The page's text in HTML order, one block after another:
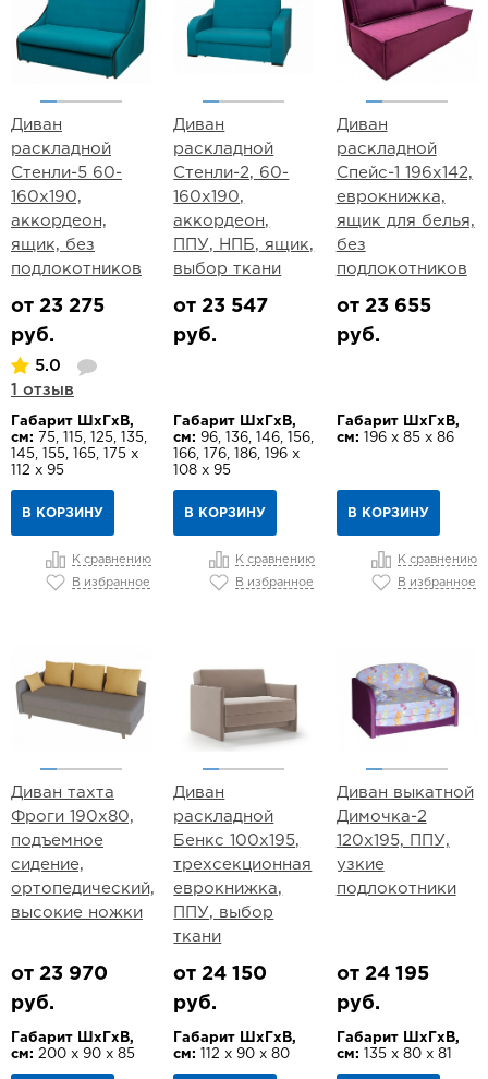
Диван
раскладной
Стенли-5 60-
160х190,
аккордеон,
ящик, без
подлокотников
от 23 275
руб.
5.0
1 отзыв
Габарит ШхГхВ,
см: 75, 115, 125, 135,
145, 155, 165, 175 х
112 х 95
В КОРЗИНУ
К сравнению
В избранное
Диван
раскладной
Стенли-2, 60-
160х190,
аккордеон,
ППУ, НПБ, ящик,
выбор ткани
от 23 547
руб.
Габарит ШхГхВ,
см: 96, 136, 146, 156,
166, 176, 186, 196 х
108 х 95
В КОРЗИНУ
К сравнению
В избранное
Диван
раскладной
Спейс-1 196х142,
еврокнижка,
ящик для белья,
без
подлокотников
от 23 655
руб.
Габарит ШхГхВ,
см: 196 х 85 х 86
В КОРЗИНУ
К сравнению
В избранное
Диван тахта
Фроги 190х80,
подъемное
сидение,
ортопедический,
высокие ножки
от 23 970
руб.
Габарит ШхГхВ,
см: 200 х 90 х 85
Диван
раскладной
Бенкс 100х195,
трехсекционная
еврокнижка,
ППУ, выбор
ткани
от 24 150
руб.
Габарит ШхГхВ,
см:
112 х 90 х 80
Диван выкатной
Димочка-2
120х195, ППУ,
узкие
подлокотники
от 24 195
руб.
Габарит ШхГхВ,
см: 135 х 80 х 81